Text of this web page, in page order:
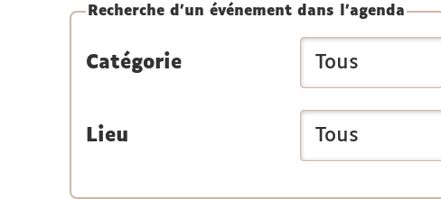
Recherche d'un événement dans l'agenda
Catégorie
Lieu